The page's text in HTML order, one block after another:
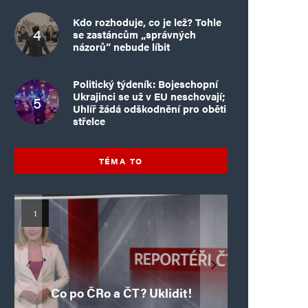
Kdo rozhoduje, co je lež? Tohle
se zastáncům „správných
názorů“ nebude líbit
Politický týdeník: Bojeschopní
Ukrajinci se už v EU neschovají;
Uhlíř žádá odškodnění pro oběti
střelce
TÉMA TO
Co po ČRo a ČT? Uklidit!
Islamistický teror v EU,
6. díl: Brutální poprava
85letého katolického
kněze Jacquese Hamela
Islamistický teror v EU,
5. díl: Krvavé oslavy pádu
Bastily v Nice
Mýty o Václavu Klausovi:
Pivo, jazz, hádky,
loajalita i humor. Jakl
boří legendy o bývalém
prezidentovi
Vymíráme a politici lžou:
porodnost nezachrání
dotace, byty ani
zkrácené úvazky
Pim Fortuyn: Muž, který
se nestihl stát
premiérem